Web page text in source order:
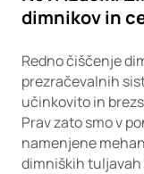
dimnikov in
Redno čiščenje
prezračevalnih
učinkovito in
Prav zato smo v
namenjene
dimniških